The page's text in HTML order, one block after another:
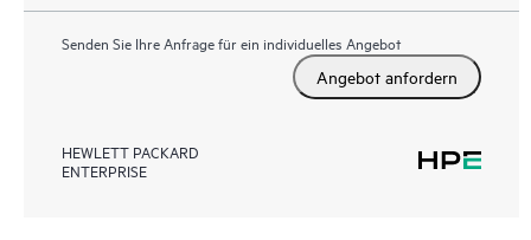
Senden Sie Ihre Anfrage für ein individuelles Angebot
Angebot anfordern
HEWLETT PACKARD
ENTERPRISE